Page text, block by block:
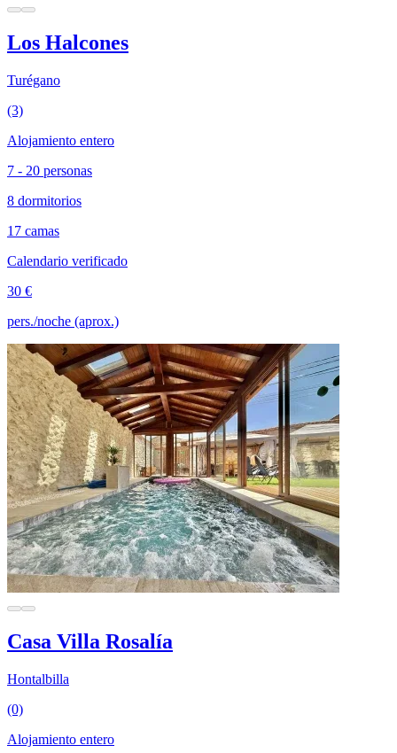
Los Halcones
Turégano
(3)
Alojamiento entero
7 - 20 personas
8 dormitorios
17 camas
Calendario verificado
30 €
pers./noche (aprox.)
Casa Villa Rosalía
Hontalbilla
(0)
Alojamiento entero